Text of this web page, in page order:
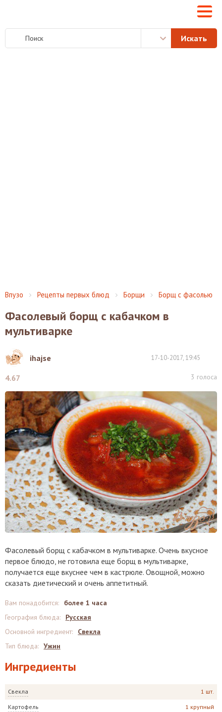
Впузо Рецепты первых блюд Борщи Борщ с фасолью
Фасолевый борщ с кабачком в
мультиварке
ihajse 17-10-2017, 19:45
4.67 3 голоса
Фасолевый борщ с кабачком в мультиварке. Очень вкусное
первое блюдо, не готовила еще борщ в мультиварке,
получается еще вкуснее чем в кастрюле. Овощной, можно
сказать диетический и очень аппетитный.
Ингредиенты
Свекла 1 шт.
Картофель 1 крупный
Вам понадобится:
более 1 часа
География блюда:
Русская
Основной ингредиент:
Свекла
Тип блюда: Ужин